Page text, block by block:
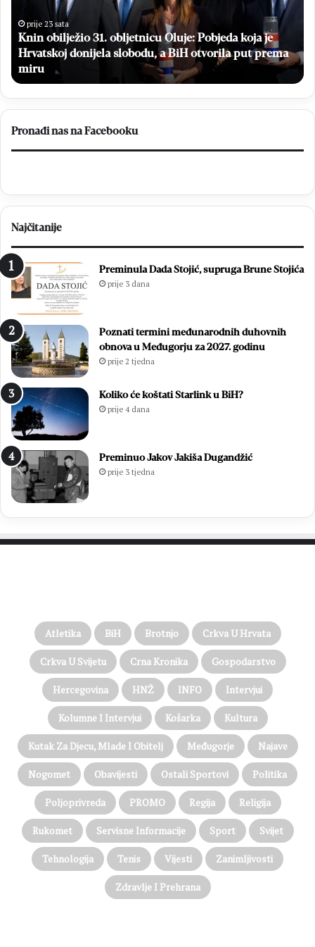
koja
Hrvatskoj
donijela
slobodu,
a
BiH
otvorila
prije 23 sata
Knin obilježio 31. obljetnicu Oluje: Pobjeda koja je
Hrvatskoj donijela slobodu, a BiH otvorila put prema
miru
Pronađi nas na Facebooku
Najčitanije
Preminula Dada Stojić, supruga Brune Stojića
prije 3 dana
Poznati termini međunarodnih duhovnih
obnova u Međugorju za 2027. godinu
prije 2 tjedna
Koliko će koštati Starlink u BiH?
prije 4 dana
Preminuo Jakov Jakiša Dugandžić
prije 3 tjedna
Atletika BiH Brotnjo Crkva U Hrvata
Crkva U Svijetu Crna Kronika Gospodarstvo
Hercegovina HNŽ INFO Intervjui
Kolumne I Intervjui Košarka Kultura
Kutak Za Djecu, Mlade I Obitelj Međugorje Najave
Nogomet Obavijesti Ostali Sportovi Politika
Poljoprivreda PROMO Regija Religija
Rukomet Servisne Informacije Sport Svijet
Tehnologija Tenis Vijesti Zanimljivosti
Zdravlje I Prehrana